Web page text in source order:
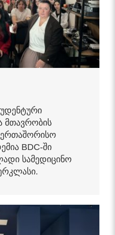
მთავრობის
BDC-ში
სამედიცინო